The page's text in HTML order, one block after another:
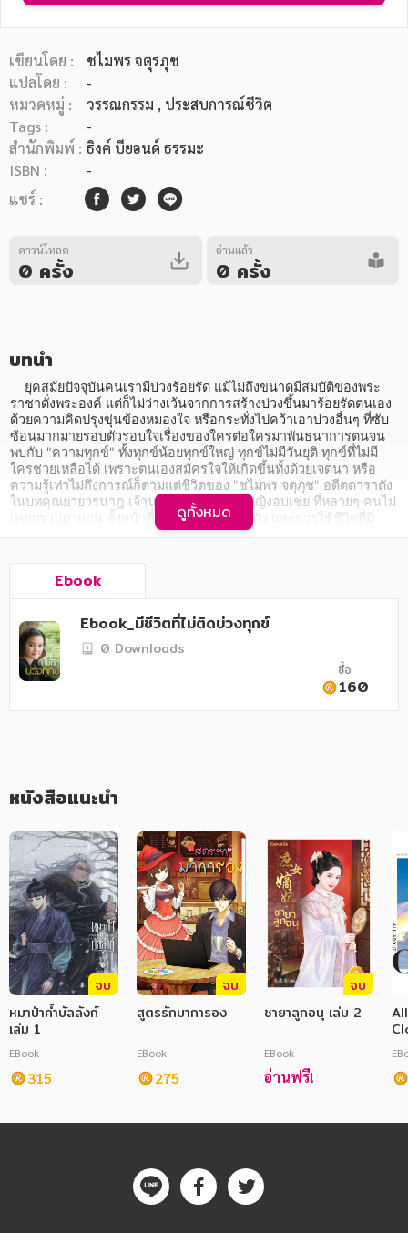
หมวดหมู่หนังสือ
หมวดหมู่ยอดนิยม
หนังสือออกใหม่ หนังสือยอดนิยม หนังสือเช่า
หมวดหมู่หนังสือ
อาหาร สุขภาพ การแพทย์
ศิลปะ บันเทิง กีฬา ท่องเที่ยว
สังคม วัฒนธรรม การปกครอง ศาสนาและปรัชญา
นิตยสาร หนังสือพิมพ์
ครอบครัว
การเรียน การศึกษา
ภาษาศาสตร์
หนังสือเด็ก
การพัฒนาตนเอง
ความรู้ทั่วไป
การ์ตูนความรู้ การ์ตูน
เขียนโดย :
ชไมพร จตุรภุช
แปลโดย :
-
หมวดหมู่ :
วรรณกรรม , ประสบการณ์ชีวิต
Tags :
-
สำนักพิมพ์ : ธิงค์ บียอนด์ ธรรมะ
ISBN :
-
แชร์ :
ดาวน์โหลด
0 ครั้ง
อ่านแล้ว
0 ครั้ง
บทนำ
ราชาดั่งพระองค์ แต่ก็ไม่ว่างเว้นจากการสร้างบ่วงขึ้นมาร้อยรัดตนเอง
ด้วยความคิดปรุงขุ่นข้องหมองใจ หรือกระทั่งไปคว้าเอาบ่วงอื่นๆ ที่ซับ
ซ้อนมากมายรอบตัวรอบใจเรื่องของใครต่อใครมาพันธนาการตนจน
พบกับ "ความทุกข์" ทั้งทุกข์น้อยทุกข์ใหญ่ ทุกข์ไม่มีวันยุติ ทุกข์ที่ไม่มี
ใครช่วยเหลือได้ เพราะตนเองสมัครใจให้เกิดขึ้นทั้งด้วยเจตนา หรือ
ความรู้เท่าไม่ถึงการณ์ก็ตามแต่ชีวิตของ "ชไมพร จตุภุช" อดีตดาราดัง
ในบทคุณยายวรนาฎ เจ้านางอนัญทิพย์ คุณหญิงอบเชย ที่หลายๆ คนไม่
เคยทราบมาก่อน ทั้งหน้าที่การงาน ชีวิตส่วนตัว และการใช้ชีวิตที่มี
ธรรมะเป็นที่พึ่งจากการที่ชีวิตต้องประสบปัญหาในด้านต่างๆ ของชีวิต
หนังสือ "มีชีวิตไม่ติดบ่วงทุกข์" เล่มนี้ นอกจากจะถ่ายทอด
คำสอนของพระพุทธองค์มาสอดแทรกเป็นธรรมคติ เพื่อร่วมกันเดินตรง
ไปสู่จุดหมายคือความพ้นทุกข์ สงบสุขและปลอดภัยทุกภพทุกชาติไป
ตราบใจสู่วิมุติธรรม!
ดูทั้งหมด
Ebook
Ebook_มีชีวิตที่ไม่ติดบ่วงทุกข์
0 Downloads
ซื้อ
160
หนังสือแนะนำ
จบ
หมาป่าค้ำบัลลังก์
เล่ม 1
EBook
315
จบ
สูตรรักมาการอง
EBook
275
จบ
ชายาลูกอนุ เล่ม 2
EBook
อ่านฟรี!
เ